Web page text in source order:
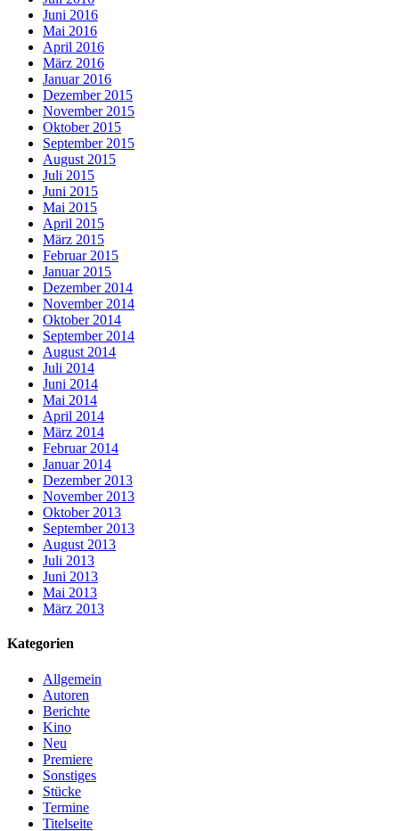
Juni 2016
Mai 2016
April 2016
März 2016
Januar 2016
Dezember 2015
November 2015
Oktober 2015
September 2015
August 2015
Juli 2015
Juni 2015
Mai 2015
April 2015
März 2015
Februar 2015
Januar 2015
Dezember 2014
November 2014
Oktober 2014
September 2014
August 2014
Juli 2014
Juni 2014
Mai 2014
April 2014
März 2014
Februar 2014
Januar 2014
Dezember 2013
November 2013
Oktober 2013
September 2013
August 2013
Juli 2013
Juni 2013
Mai 2013
März 2013
Kategorien
Allgemein
Autoren
Berichte
Kino
Neu
Premiere
Sonstiges
Stücke
Termine
Titelseite